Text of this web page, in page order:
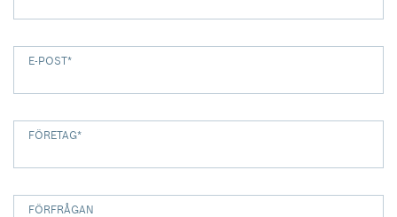
E-POST*
FÖRETAG*
FÖRFRÅGAN